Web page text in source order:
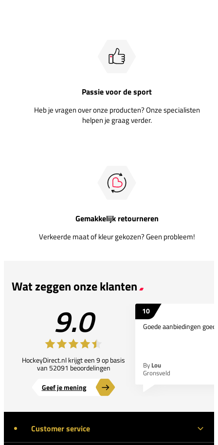
Passie voor de sport
Heb je vragen over onze producten? Onze specialisten
helpen je graag verder.
Gemakkelijk retourneren
Verkeerde maat of kleur gekozen? Geen probleem!
Wat zeggen onze klanten
9.0
HockeyDirect.nl krijgt een 9 op basis
van 52091 beoordelingen
Geef je mening
10
Goede aanbiedingen
By Lou
Gronsveld
Customer service